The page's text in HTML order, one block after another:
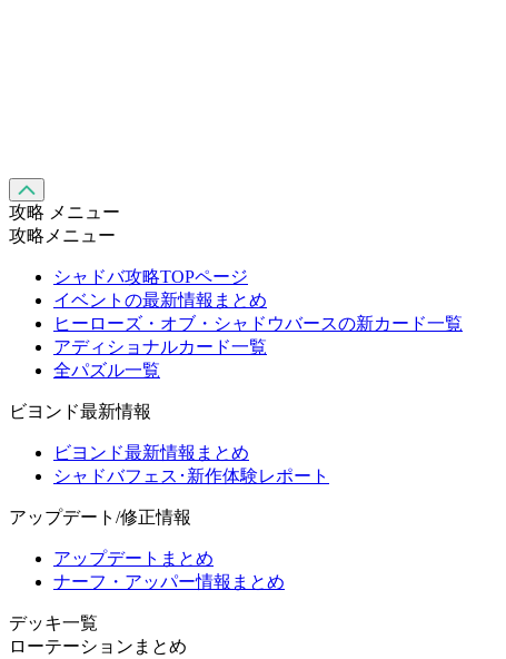
攻略 メニュー
攻略メニュー
シャドバ攻略TOPページ
イベントの最新情報まとめ
ヒーローズ・オブ・シャドウバースの新カード一覧
アディショナルカード一覧
全パズル一覧
ビヨンド最新情報
ビヨンド最新情報まとめ
シャドバフェス･新作体験レポート
アップデート/修正情報
アップデートまとめ
ナーフ・アッパー情報まとめ
デッキ一覧
ローテーションまとめ